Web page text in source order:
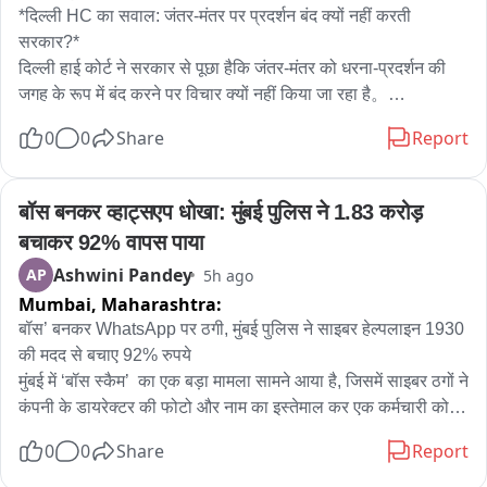
जांच में जुट गई है। तहरीर मिलने के बाद आरोपियों के खिलाफ सख्त कार्रवाई
की बात कही जा रही है।
बाइट- CO सच्चिदानंद कुरावली
*दिल्ली HC का सवाल: जंतर-मंतर पर प्रदर्शन बंद क्यों नहीं करती
सरकार?*
दिल्ली हाई कोर्ट ने सरकार से पूछा हैकि जंतर-मंतर को धरना-प्रदर्शन की
जगह के रूप में बंद करने पर विचार क्यों नहीं किया जा रहा है。
जस्टिस अमित महाजन ने कहा कि मेरी व्यक्तिगत राय में जंतर-मंतर या शहर
होती है। विरोध-प्रदर्शनों की वजह से सड़कें जाम हो जाती हैं, एंबुलेंस की
आवाजाही प्रभावित होती है और आम लोगों के कामकाज में बाधा आती है।
यह एक तरह से पूरे शहर को बंधक बनाने जैसा है।
हालांकि, उन्होंने यह भी स्पष्ट किया कि प्रदर्शन की अनुमति देना या न देना
सरकार का काम है। अदालत इस संबंध में कोई फैसला नहीं दे रही है।
*कोर्ट के सामने क्या मामला था?*
प्रोटेक्शन कमेटी की ओर से दायर याचिका पर सुनवाई के दौरान की। कमेटी
0 0 Share Report
बॉस बनकर व्हाट्सएप धोखा: मुंबई पुलिस ने 1.83 करोड़
बचाकर 92% वापस पाया
AP Ashwini Pandey 5h ago
Mumbai, Maharashtra:
बॉस’ बनकर WhatsApp पर ठगी, मुंबई पुलिस ने साइबर हेल्पलाइन 1930
की मदद से बचाए 92% रुपये
मुंबई में ‘बॉस स्कैम’  का एक बड़ा मामला सामने आया है, जिसमें साइबर ठगों ने
कंपनी के डायरेक्टर की फोटो और नाम का इस्तेमाल कर एक कर्मचारी को
अधिकारी बताकर कर्मचारी से तत्काल एक बैंक खाते में 1.98 करोड़ रुपये
0 0 Share Report